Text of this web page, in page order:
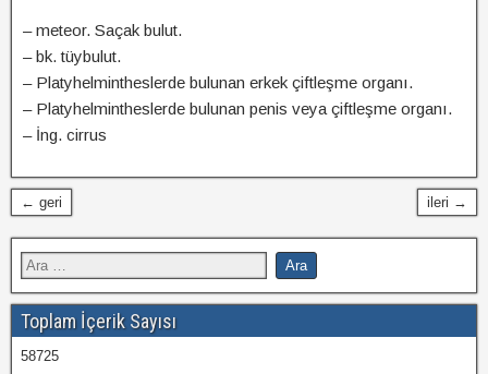
– meteor. Saçak bulut.
– bk. tüybulut.
– Platyhelmintheslerde bulunan erkek çiftleşme organı.
– Platyhelmintheslerde bulunan penis veya çiftleşme organı.
– İng. cirrus
← geri ileri →
Toplam İçerik Sayısı
58725